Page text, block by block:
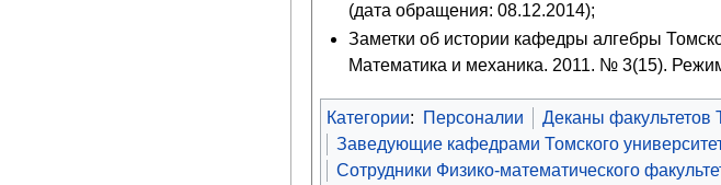
(дата обращения: 08.12.2014);
Заметки об истории кафедры алгебры
Математика и механика. 2011. № 3(15).
Категории: Персоналии Деканы факультетов
Заведующие кафедрами Томского
Сотрудники Физико-математического